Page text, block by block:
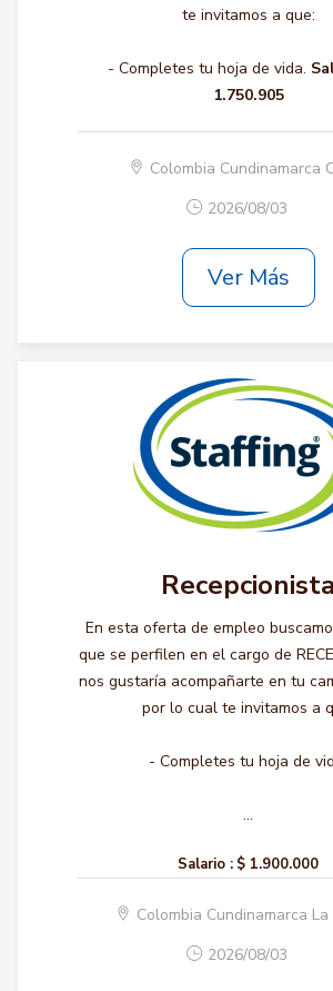
te invitamos a que:
- Completes tu hoja de vida.
1.750.905
Colombia Cundinamarca
2026/08/03
Ver Más
Recepcionista
En esta oferta de empleo
que se perfilen en el cargo de
nos gustaría acompañarte en tu
por lo cual te invitamos a
- Completes tu hoja de
...
Salario : $ 1.900.000
Colombia Cundinamarca La
2026/08/03